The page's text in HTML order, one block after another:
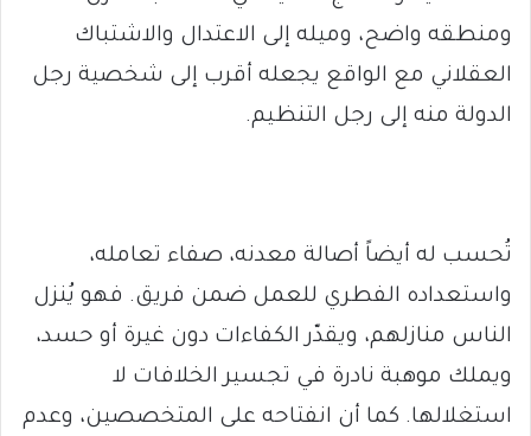
ومنطقه واضح، وميله إلى الاعتدال والاشتباك
العقلاني مع الواقع يجعله أقرب إلى شخصية رجل
الدولة منه إلى رجل التنظيم.
تُحسب له أيضاً أصالة معدنه، صفاء تعامله،
واستعداده الفطري للعمل ضمن فريق. فهو يُنزل
الناس منازلهم، ويقدّر الكفاءات دون غيرة أو حسد،
ويملك موهبة نادرة في تجسير الخلافات لا
استغلالها. كما أن انفتاحه على المتخصصين، وعدم